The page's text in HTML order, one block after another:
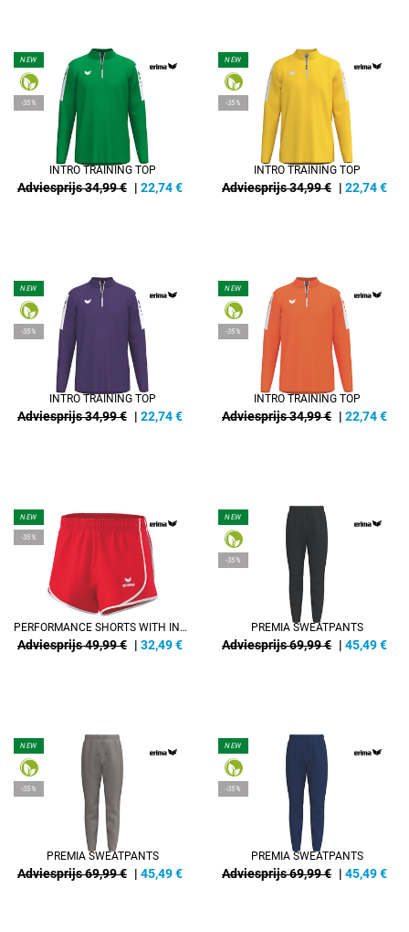
NEW
-35%
INTRO TRAINING TOP
Adviesprijs 34,99 € | 22,74€
NEW
-35%
INTRO TRAINING TOP
Adviesprijs 34,99 € | 22,74€
NEW
-35%
INTRO TRAINING TOP
Adviesprijs 34,99 € | 22,74€
NEW
-35%
INTRO TRAINING TOP
Adviesprijs 34,99 € | 22,74€
NEW
-35%
PERFORMANCE SHORTS WITH INNER SLIP
Adviesprijs 49,99 € | 32,49€
NEW
-35%
PREMIA SWEATPANTS
Adviesprijs 69,99 € | 45,49€
NEW
-35%
PREMIA SWEATPANTS
Adviesprijs 69,99 € | 45,49€
NEW
-35%
PREMIA SWEATPANTS
Adviesprijs 69,99 € | 45,49€